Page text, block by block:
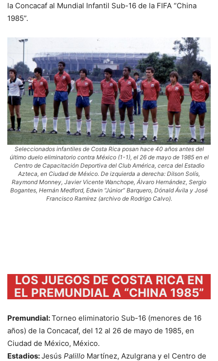
la Concacaf al Mundial Infantil Sub-16 de la FIFA “China
1985”.
Seleccionados infantiles de Costa Rica posan hace 40 años antes del
último duelo eliminatorio contra México (1-1), el 26 de mayo de 1985 en el
Centro de Capacitación Deportiva del Club América, cerca del Estadio
Azteca, en Ciudad de México. De izquierda a derecha: Dilson Solís,
Raymond Monney, Javier Vicente Wanchope, Álvaro Hernández, Sergio
Bogantes, Hernán Medford, Edwin “Júnior” Barquero, Dónald Ávila y José
Francisco Ramírez (archivo de Rodrigo Calvo).
LOS JUEGOS DE COSTA RICA EN
EL PREMUNDIAL A “CHINA 1985”
Premundial:Torneo eliminatorio Sub-16 (menores de 16
años) de la Concacaf, del 12 al 26 de mayo de 1985, en
Ciudad de México, México.
Estadios:Jesús Palillo Martínez, Azulgrana y el Centro de